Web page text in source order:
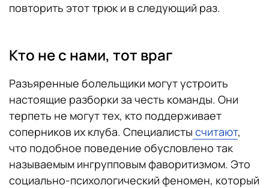
повторить этот трюк и в следующий раз.
Кто не с нами, тот враг
Разъяренные болельщики могут устроить
настоящие разборки за честь команды. Они
терпеть не могут тех, кто поддерживает
соперников их клуба. Специалисты считают,
что подобное поведение обусловлено так
называемым ингрупповым фаворитизмом. Это
социально-психологический феномен, который